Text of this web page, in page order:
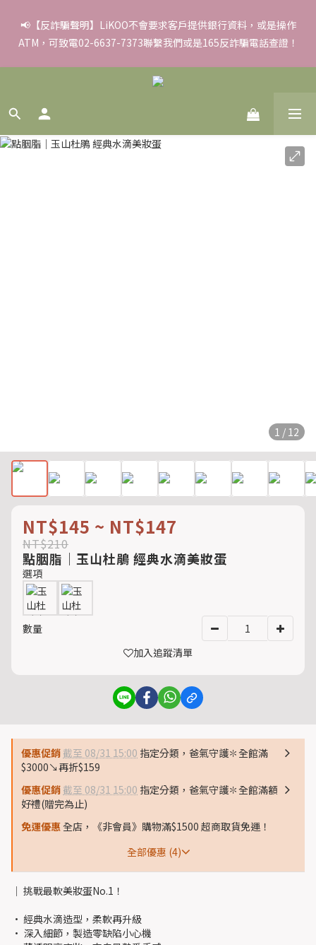
✨滿額好禮 ➊滿９９９贈▸彈力保濕面膜/盒 ➋滿１８８８贈▸蒸氣
熱敷眼罩/盒 ❸滿３３８８贈▸積雪草柔敏舒緩水凝霜EX/瓶
📢【反詐騙聲明】LiKOO不會要求客戶提供銀行資料，或是操作
ATM，可致電02-6637-7373聯繫我們或是165反詐騙電話查證！
✨滿額好禮 ➊滿９９９贈▸彈力保濕面膜/盒 ➋滿１８８８贈▸蒸氣
熱敷眼罩/盒 ❸滿３３８８贈▸積雪草柔敏舒緩水凝霜EX/瓶
1 / 12
NT$145 ~ NT$147
NT$210
點胭脂｜玉山杜鵑 經典水滴美妝蛋
選項
數量
加入追蹤清單
優惠促銷 截至 08/31 15:00 指定分類，爸氣守護✽全館滿
$3000↘再折$159
優惠促銷 截至 08/31 15:00 指定分類，爸氣守護✽全館滿額
好禮(贈完為止)
免運優惠全店，《非會員》購物滿$1500 超商取貨免運！
全部優惠 (4)
│ 挑戰最軟美妝蛋No.1！
• 經典水滴造型，柔軟再升級
• 深入細節，製造零缺陷小心機